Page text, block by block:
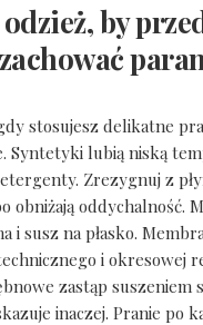
by
stosujesz delikatne
Syntetyki lubią niską
Zrezygnuj z
obniżają oddychalność.
i susz na płasko.
i okresowej
zastąp suszeniem
inaczej. Pranie po